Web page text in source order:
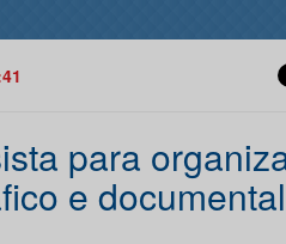
para
e